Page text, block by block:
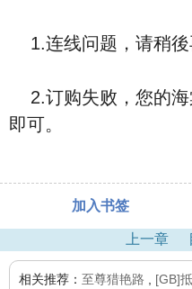
1.连线问题，请稍後
2.订购失败，您的海
即可。
加入书签
上一章
相关推荐： 至尊猎艳路 [GB]